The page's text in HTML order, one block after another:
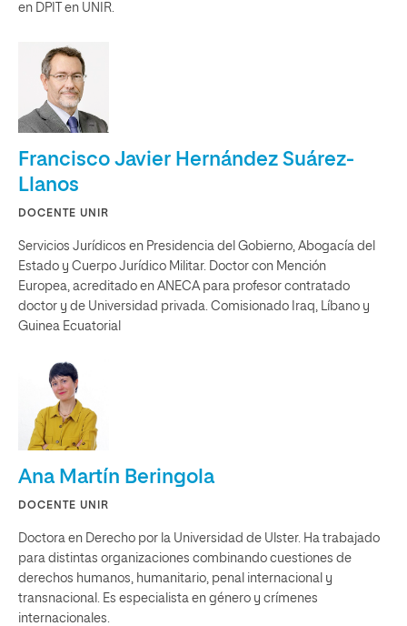
en DPIT en UNIR.
Francisco Javier Hernández Suárez-
Llanos
DOCENTE UNIR
Servicios Jurídicos en Presidencia del Gobierno, Abogacía del
Estado y Cuerpo Jurídico Militar. Doctor con Mención
Europea, acreditado en ANECA para profesor contratado
doctor y de Universidad privada. Comisionado Iraq, Líbano y
Guinea Ecuatorial
Ana Martín Beringola
DOCENTE UNIR
Doctora en Derecho por la Universidad de Ulster. Ha trabajado
para distintas organizaciones combinando cuestiones de
derechos humanos, humanitario, penal internacional y
transnacional. Es especialista en género y crímenes
internacionales.